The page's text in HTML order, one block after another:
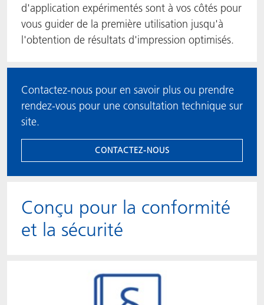
d'application expérimentés sont à vos côtés pour
vous guider de la première utilisation jusqu'à
l'obtention de résultats d'impression optimisés.
Contactez-nous pour en savoir plus ou prendre
rendez-vous pour une consultation technique sur
site.
CONTACTEZ-NOUS
Conçu pour la conformité
et la sécurité